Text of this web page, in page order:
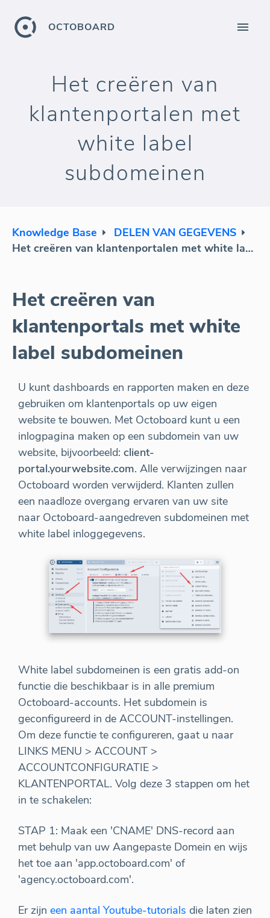
OCTOBOARD
Het creëren van
klantenportalen met
white label
subdomeinen
Knowledge Base
DELEN VAN GEGEVENS
Het creëren van klantenportalen met white label subdomeinen
Het creëren van
klantenportals met white
label subdomeinen
U kunt dashboards en rapporten maken en deze
gebruiken om klantenportals op uw eigen
website te bouwen. Met Octoboard kunt u een
inlogpagina maken op een subdomein van uw
website, bijvoorbeeld: client-
portal.yourwebsite.com. Alle verwijzingen naar
Octoboard worden verwijderd. Klanten zullen
een naadloze overgang ervaren van uw site
naar Octoboard-aangedreven subdomeinen met
white label inloggegevens.
White label subdomeinen is een gratis add-on
functie die beschikbaar is in alle premium
Octoboard-accounts. Het subdomein is
geconfigureerd in de ACCOUNT-instellingen.
Om deze functie te configureren, gaat u naar
LINKS MENU > ACCOUNT >
ACCOUNTCONFIGURATIE >
KLANTENPORTAL. Volg deze 3 stappen om het
in te schakelen:
STAP 1: Maak een 'CNAME' DNS-record aan
met behulp van uw Aangepaste Domein en wijs
het toe aan 'app.octoboard.com' of
'agency.octoboard.com'.
Er zijn een aantal Youtube-tutorials die laten zien